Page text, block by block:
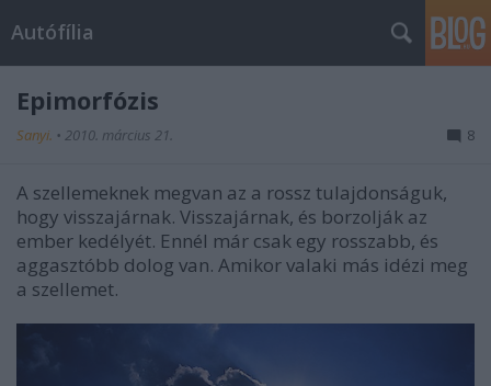
Autófília
Epimorfózis
Sanyi. • 2010. március 21. 8
A szellemeknek megvan az a rossz tulajdonságuk,
hogy visszajárnak. Visszajárnak, és borzolják az
ember kedélyét. Ennél már csak egy rosszabb, és
aggasztóbb dolog van. Amikor valaki más idézi meg
a szellemet.